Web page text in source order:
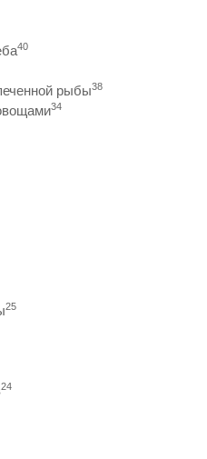
40
рыбы38
34
25
24